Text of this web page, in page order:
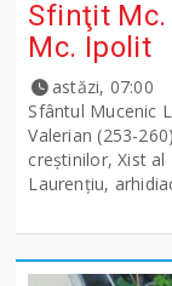
Sfinţit Mc.
Mc. Ipolit
astăzi, 07:00
Sfântul Mucenic
Valerian (253-
creştinilor, Xist al
Laurenţiu,